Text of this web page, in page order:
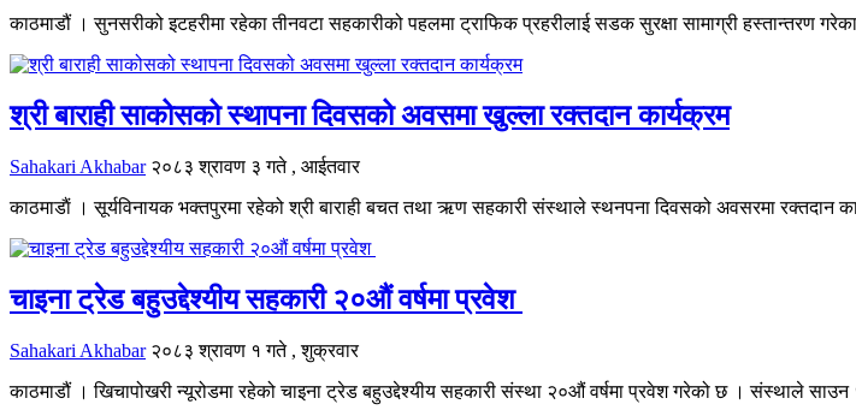
काठमाडौं । सुनसरीको इटहरीमा रहेका तीनवटा सहकारीको पहलमा ट्राफिक प्रहरीलाई सडक सुरक्षा सामाग्री
श्री बाराही साकोसको स्थापना दिवसको अवसमा खुल्ला रक्तदान कार्यक्रम
Sahakari Akhabar २०८३ श्रावण ३ गते , आईतवार
काठमाडाैं । सूर्यविनायक भक्तपुरमा रहेको श्री बाराही बचत तथा ऋण सहकारी संस्थाले स्थनपना दिवसको अवसरमा रक्तदान
चाइना ट्रेड बहुउद्देश्यीय सहकारी २०औं वर्षमा प्रवेश
Sahakari Akhabar २०८३ श्रावण १ गते , शुक्रवार
काठमाडौं । खिचापोखरी न्यूरोडमा रहेको चाइना ट्रेड बहुउद्देश्यीय सहकारी संस्था २०औं वर्षमा प्रवेश गरेको छ । संस्थाले